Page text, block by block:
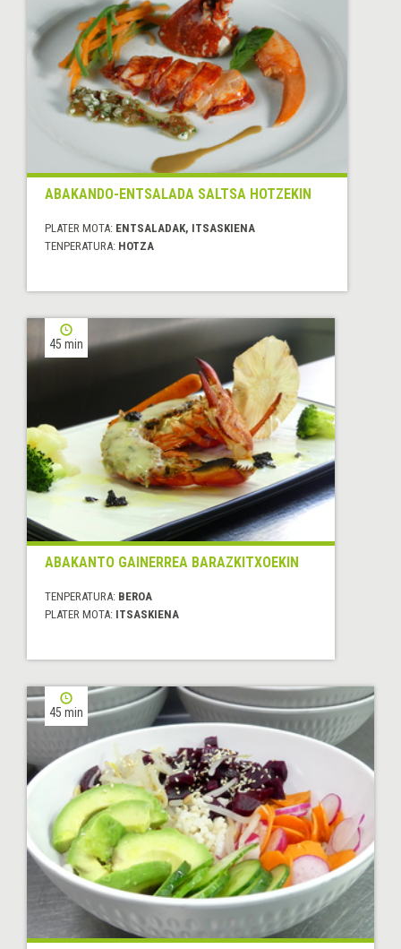
ABAKANDO-ENTSALADA SALTSA HOTZEKIN
PLATER MOTA: ENTSALADAK, ITSASKIENA
TENPERATURA: HOTZA
45 min
ABAKANTO GAINERREA BARAZKITXOEKIN
TENPERATURA: BEROA
PLATER MOTA: ITSASKIENA
45 min